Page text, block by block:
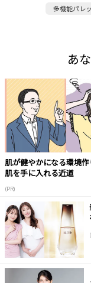
多機能パレ
あ
肌が健やかになる環境
肌を手に入れる近道
(PR)